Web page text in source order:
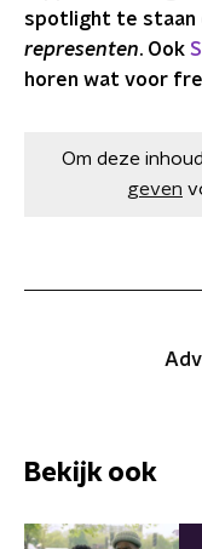
spotlight te staan
representen. Ook
horen wat voor
Om deze
geven
Bekijk ook